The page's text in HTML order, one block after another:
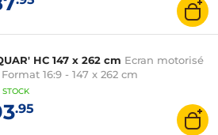
HC 147 x 262 cm Ecran motorisé
16:9 - 147 x 262 cm
STOCK
.95